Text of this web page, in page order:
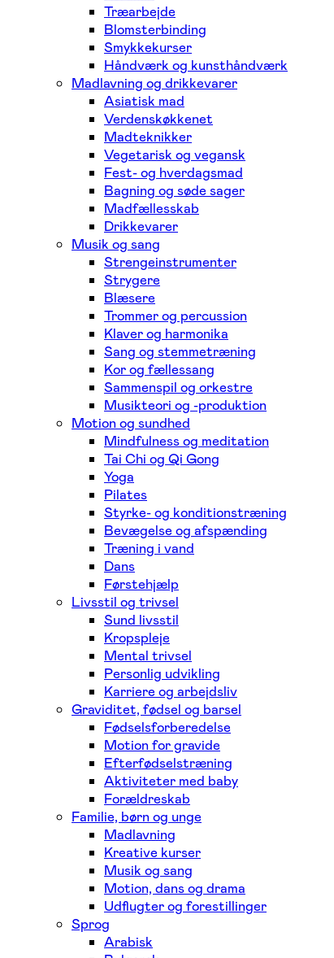
Træarbejde
Blomsterbinding
Smykkekurser
Håndværk og kunsthåndværk
Madlavning og drikkevarer
Asiatisk mad
Verdenskøkkenet
Madteknikker
Vegetarisk og vegansk
Fest- og hverdagsmad
Bagning og søde sager
Madfællesskab
Drikkevarer
Musik og sang
Strengeinstrumenter
Strygere
Blæsere
Trommer og percussion
Klaver og harmonika
Sang og stemmetræning
Kor og fællessang
Sammenspil og orkestre
Musikteori og -produktion
Motion og sundhed
Mindfulness og meditation
Tai Chi og Qi Gong
Yoga
Pilates
Styrke- og konditionstræning
Bevægelse og afspænding
Træning i vand
Dans
Førstehjælp
Livsstil og trivsel
Sund livsstil
Kropspleje
Mental trivsel
Personlig udvikling
Karriere og arbejdsliv
Graviditet, fødsel og barsel
Fødselsforberedelse
Motion for gravide
Efterfødselstræning
Aktiviteter med baby
Forældreskab
Familie, børn og unge
Madlavning
Kreative kurser
Musik og sang
Motion, dans og drama
Udflugter og forestillinger
Sprog
Arabisk